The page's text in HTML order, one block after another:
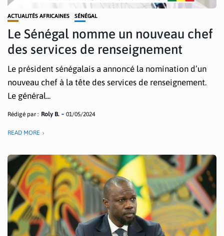
ACTUALITÉS AFRICAINES SÉNÉGAL
Le Sénégal nomme un nouveau chef
des services de renseignement
Le président sénégalais a annoncé la nomination d’un
nouveau chef à la tête des services de renseignement.
Le général...
Rédigé par : Roly B. 01/05/2024
READ MORE